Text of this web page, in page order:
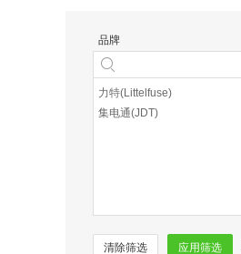
品牌
力特(Littelfuse)
集电通(JDT)
清除筛选 应用筛选